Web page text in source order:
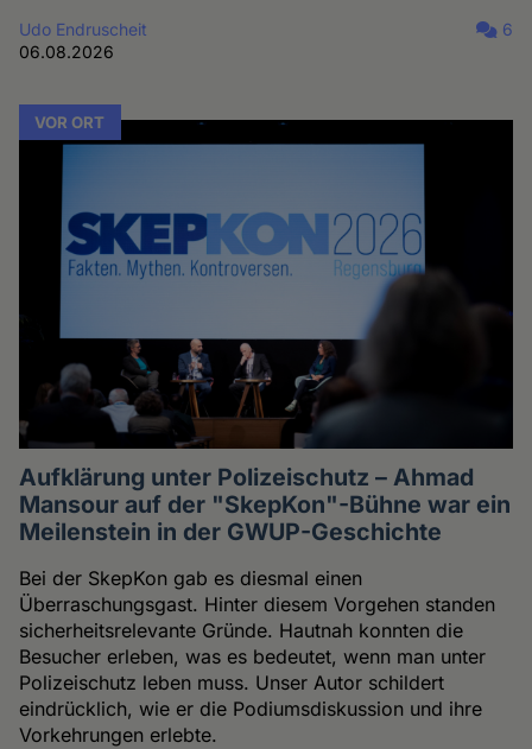
Udo Endruscheit
06.08.2026
6
VOR ORT
Aufklärung unter Polizeischutz – Ahmad
Mansour auf der "SkepKon"-Bühne war ein
Meilenstein in der GWUP-Geschichte
Bei der SkepKon gab es diesmal einen
Überraschungsgast. Hinter diesem Vorgehen standen
sicherheitsrelevante Gründe. Hautnah konnten die
Besucher erleben, was es bedeutet, wenn man unter
Polizeischutz leben muss. Unser Autor schildert
eindrücklich, wie er die Podiumsdiskussion und ihre
Vorkehrungen erlebte.